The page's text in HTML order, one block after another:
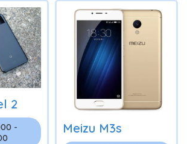
2
-
Meizu M3s